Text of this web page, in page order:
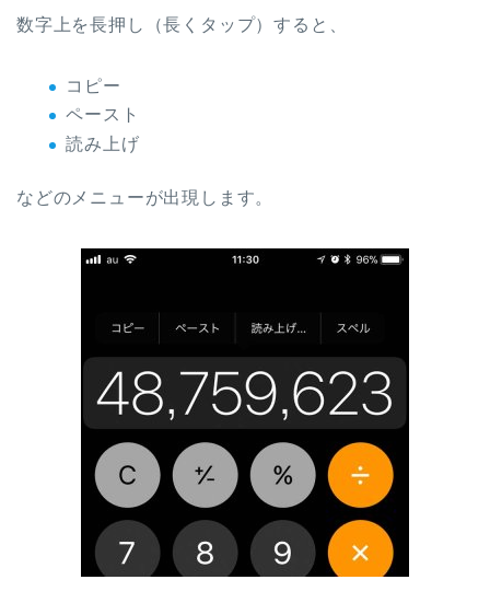
数字上を長押し（長くタップ）すると、
コピー
ペースト
読み上げ
などのメニューが出現します。